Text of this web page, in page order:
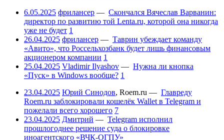
6.05.2025 фрилансер — Скончался Вячеслав Варванин:
директор по развитию той Lenta.ru, которой она никогда
уже не будет 1
26.04.2025 фрилансер — Таврин убеждает команду
«Авито», что Россельхозбанк будет лишь финансовым
акционером компании 1
25.04.2025 Vladimir Ilyashov — Нужна ли кнопка
«Пуск» в Windows вообще? 1
23.04.2025 Юрий Синодов, Roem.ru — Главреду
Roem.ru заблокировали кошелёк Wallet в Telegram и
пожелали всего хорошего 7
23.04.2025 Дмитрий — Telegram исполнил
прошлогоднее решение суда о блокировке
иноагентского «ВЧК-ОГПУ»